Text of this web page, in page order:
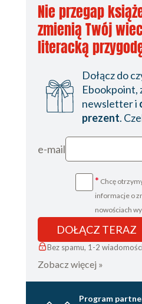
Nie przegap
zmienią Twój
literacką
Dołącz do
Ebookpoint,
newsletter i
prezent.
e-mail
* Chcę
informacje o
nowościach
DOŁĄCZ TERAZ
Bez spamu, 1-2
Zobacz więcej »
Program